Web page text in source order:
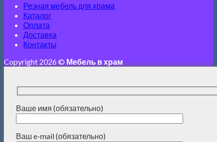
Резная мебель для храма
Каталог
Оплата
Доставка
Контакты
Copyright 2026 © Мебель в храм
Ваше имя (обязательно)
Ваш e-mail (обязательно)